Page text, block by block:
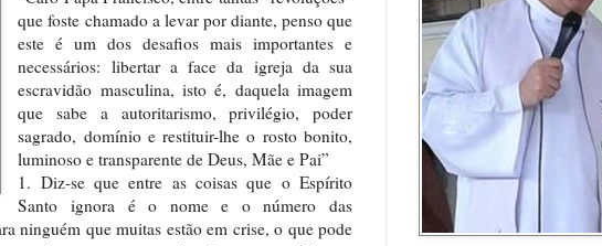
que foste chamado a levar por diante, penso que
este é um dos desafios mais importantes e
necessários: libertar a face da igreja da sua
escravidão masculina, isto é, daquela imagem
que sabe a autoritarismo, privilégio, poder
sagrado, domínio e restituir-lhe o rosto bonito,
luminoso e transparente de Deus, Mãe e Pai”
1. Diz-se que entre as coisas que o Espírito
Santo ignora é o nome e o número das
ninguém que muitas estão em crise, o que pode